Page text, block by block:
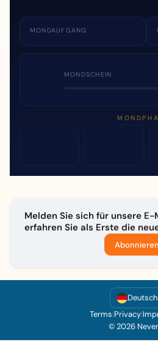
MONDAUFGANG
MONDSCHEIN
Melden Sie sich für unsere
erfahren Sie als Erste die
Abonnieren
Deutsch
Terms|Privacy|
© 2026